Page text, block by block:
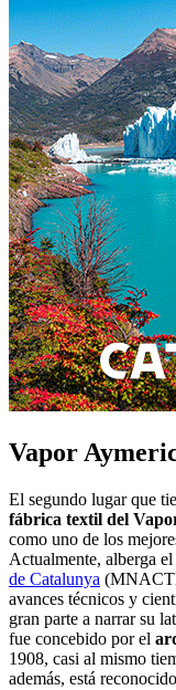
Vapor
El segundo lugar que
fábrica textil del
como uno de los
Actualmente, alberga el
de Catalunya
avances técnicos y
gran parte a narrar su
fue concebido por el
1908, casi al mismo
además, está